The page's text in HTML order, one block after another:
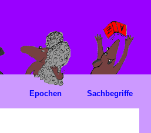
Epochen Sachbegriffe